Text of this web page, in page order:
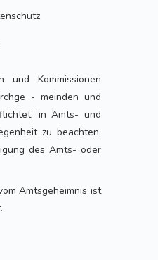
und Kommissionen
- meinden und
in Amts- und
zu beachten,
des Amts- oder
Amtsgeheimnis ist